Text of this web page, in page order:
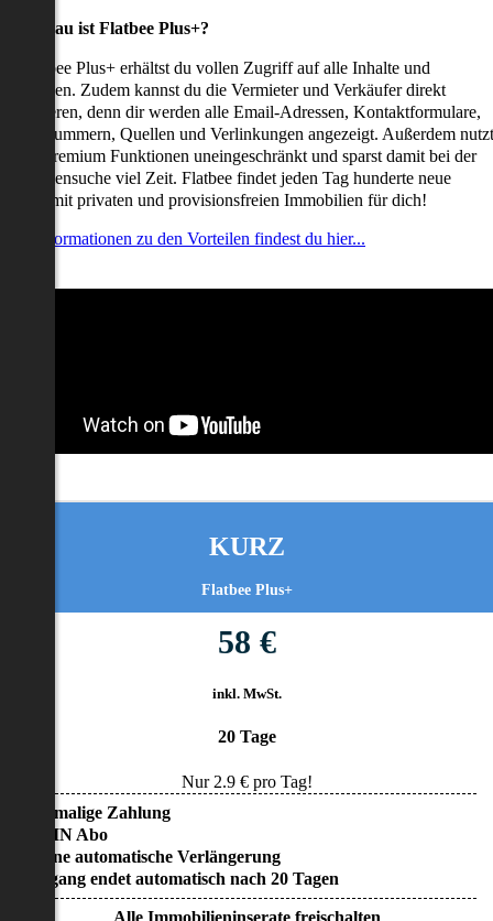
genau ist Flatbee Plus+?
Flatbee Plus+ erhältst du vollen Zugriff auf alle Inhalte und
Zudem kannst du die Vermieter und Verkäufer direkt
denn dir werden alle Email-Adressen, Kontaktformulare,
Quellen und Verlinkungen angezeigt. Außerdem nutzt
alle Premium Funktionen uneingeschränkt und sparst damit bei der
viel Zeit. Flatbee findet jeden Tag hunderte neue
mit privaten und provisionsfreien Immobilien für dich!
Informationen zu den Vorteilen findest du hier...
KURZ
Flatbee Plus+
58 €
inkl. MwSt.
20 Tage
Nur 2.9€ pro Tag!
• Einmalige Zahlung
• KEIN Abo
• Keine automatische Verlängerung
• Zugang endet automatisch nach 20 Tagen
Alle Immobilieninserate freischalten